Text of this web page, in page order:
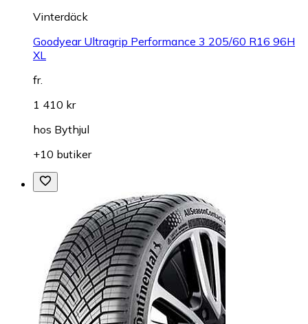
Vinterdäck
Goodyear Ultragrip Performance 3 205/60 R16 96H
XL
fr.
1 410 kr
hos Bythjul
+10 butiker